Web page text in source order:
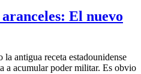
El nuevo
antigua receta estadounidense
a acumular poder militar. Es obvio